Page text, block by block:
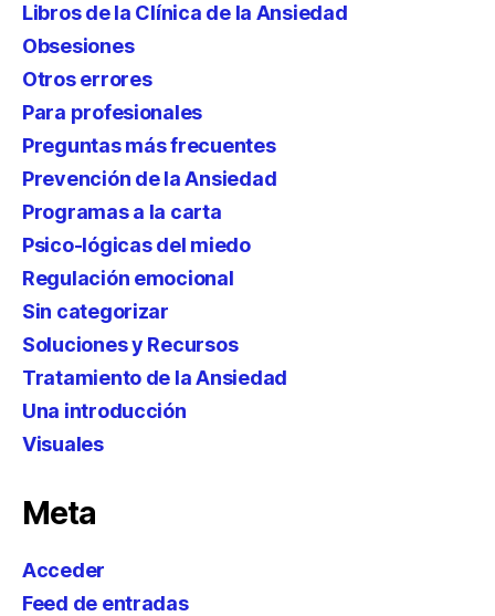
Libros de la Clínica de la Ansiedad
Obsesiones
Otros errores
Para profesionales
Preguntas más frecuentes
Prevención de la Ansiedad
Programas a la carta
Psico-lógicas del miedo
Regulación emocional
Sin categorizar
Soluciones y Recursos
Tratamiento de la Ansiedad
Una introducción
Visuales
Meta
Acceder
Feed de entradas